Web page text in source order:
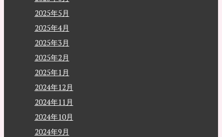
2025年5月
2025年4月
2025年3月
2025年2月
2025年1月
2024年12月
2024年11月
2024年10月
2024年9月